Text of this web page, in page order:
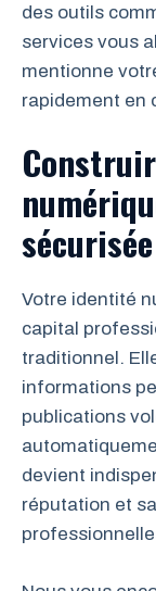
des outils
services vous
mentionne
rapidement en
sécurisée
Votre identité
capital
traditionnel.
informations
publications
devient
réputation et